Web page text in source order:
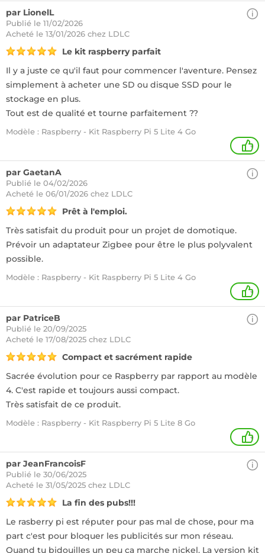
par LionelL
Publié le 11/02/2026
Acheté le 13/01/2026 chez LDLC
Le kit raspberry parfait
Il y a juste ce qu'il faut pour commencer l'aventure. Pensez
simplement à acheter une SD ou disque SSD pour le
stockage en plus.
Tout est de qualité et tourne parfaitement ??
Modèle : Raspberry - Kit Raspberry Pi 5 Lite 4 Go
+
par GaetanA
Publié le 04/02/2026
Acheté le 06/01/2026 chez LDLC
Prêt à l'emploi.
Très satisfait du produit pour un projet de domotique.
Prévoir un adaptateur Zigbee pour être le plus polyvalent
possible.
Modèle : Raspberry - Kit Raspberry Pi 5 Lite 4 Go
+
par PatriceB
Publié le 20/09/2025
Acheté le 17/08/2025 chez LDLC
Compact et sacrément rapide
Sacrée évolution pour ce Raspberry par rapport au modèle
4. C'est rapide et toujours aussi compact.
Très satisfait de ce produit.
Modèle : Raspberry - Kit Raspberry Pi 5 Lite 8 Go
+
par JeanFrancoisF
Publié le 30/06/2025
Acheté le 31/05/2025 chez LDLC
La fin des pubs!!!
Le rasberry pi est réputer pour pas mal de chose, pour ma
part c'est pour bloquer les publicités sur mon réseau.
Quand tu bidouilles un peu ça marche nickel. La version kit